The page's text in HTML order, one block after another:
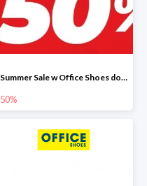
Summer Sale w Office Shoes do -50%
50%